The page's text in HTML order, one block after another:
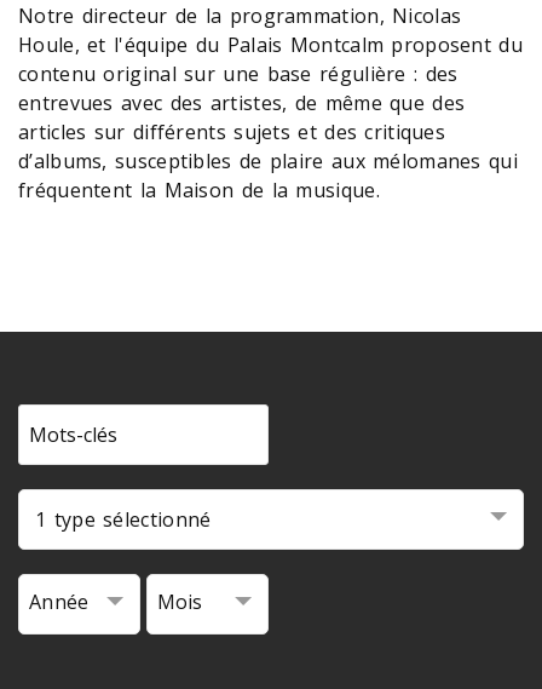
Notre directeur de la programmation, Nicolas
Houle, et l'équipe du Palais Montcalm proposent du
contenu original sur une base régulière : des
entrevues avec des artistes, de même que des
articles sur différents sujets et des critiques
d’albums, susceptibles de plaire aux mélomanes qui
fréquentent la Maison de la musique.
1 type sélectionné
Année Mois